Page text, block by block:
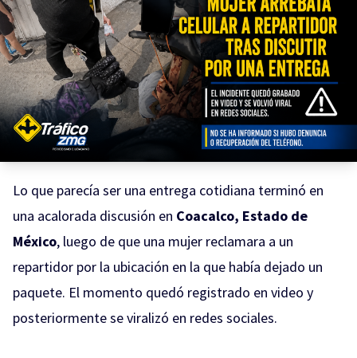
Lo que parecía ser una entrega cotidiana terminó en
una acalorada discusión en Coacalco, Estado de
México, luego de que una mujer reclamara a un
repartidor por la ubicación en la que había dejado un
paquete. El momento quedó registrado en video y
posteriormente se viralizó en redes sociales.